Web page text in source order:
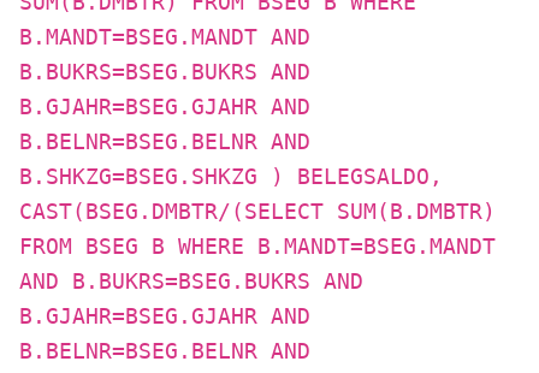
B.MANDT=BSEG.MANDT AND
B.BUKRS=BSEG.BUKRS AND
B.GJAHR=BSEG.GJAHR AND
B.BELNR=BSEG.BELNR AND
B.SHKZG=BSEG.SHKZG ) BELEGSALDO,
CAST(BSEG.DMBTR/(SELECT SUM(B.DMBTR)
FROM BSEG B WHERE B.MANDT=BSEG.MANDT
AND B.BUKRS=BSEG.BUKRS AND
B.GJAHR=BSEG.GJAHR AND
B.BELNR=BSEG.BELNR AND